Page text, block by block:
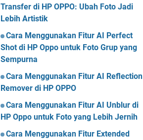
Transfer di HP OPPO: Ubah Foto Jadi
Lebih Artistik
Cara Menggunakan Fitur AI Perfect
Shot di HP Oppo untuk Foto Grup yang
Sempurna
Cara Menggunakan Fitur AI Reflection
Remover di HP OPPO
Cara Menggunakan Fitur AI Unblur di
HP Oppo untuk Foto yang Lebih Jernih
Cara Menggunakan Fitur Extended